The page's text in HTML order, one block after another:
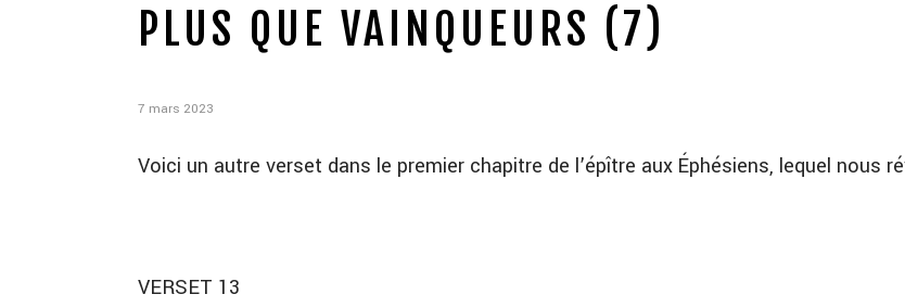
PLUS QUE VAINQUEURS (7)
7 mars 2023
Voici un autre verset dans le premier chapitre de l’épître aux Éphésiens, lequel nous
VERSET 13